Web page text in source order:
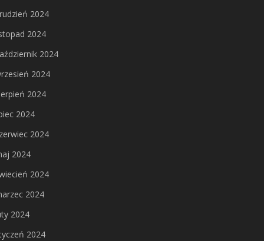
2024
2024
2024
2024
2024
2024
2024
2024
2024
2024
2024
2024